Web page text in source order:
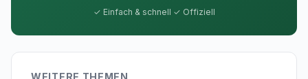
✓ Einfach & schnell ✓ Offiziell
WEITERE THEMEN